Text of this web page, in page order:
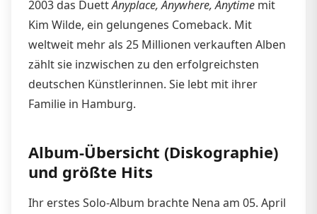
2003 das DuettAnyplace, Anywhere, Anytime mit
Kim Wilde, ein gelungenes Comeback. Mit
weltweit mehr als 25 Millionen verkauften Alben
zählt sie inzwischen zu den erfolgreichsten
deutschen Künstlerinnen. Sie lebt mit ihrer
Familie in Hamburg.
Album-Übersicht (Diskographie)
und größte Hits
Ihr erstes Solo-Album brachte Nena am 05. April